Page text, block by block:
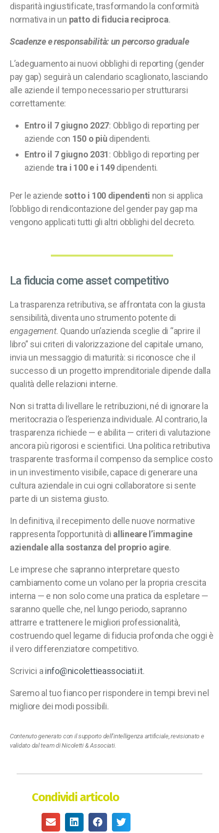
disparità ingiustificate, trasformando la conformità
normativa in un patto di fiducia reciproca.
Scadenze e responsabilità: un percorso graduale
L’adeguamento ai nuovi obblighi di reporting (gender
pay gap) seguirà un calendario scaglionato, lasciando
alle aziende il tempo necessario per strutturarsi
correttamente:
Entro il 7 giugno 2027: Obbligo di reporting per
aziende con 150 o più dipendenti.
Entro il 7 giugno 2031: Obbligo di reporting per
aziende tra i 100 e i 149dipendenti.
Per le aziende sotto i 100 dipendenti non si applica
l’obbligo di rendicontazione del gender pay gap ma
vengono applicati tutti gli altri obblighi del decreto.
La fiducia come asset competitivo
La trasparenza retributiva, se affrontata con la giusta
sensibilità, diventa uno strumento potente di
engagement. Quando un’azienda sceglie di “aprire il
libro” sui criteri di valorizzazione del capitale umano,
invia un messaggio di maturità: si riconosce che il
successo di un progetto imprenditoriale dipende dalla
qualità delle relazioni interne.
Non si tratta di livellare le retribuzioni, né di ignorare la
meritocrazia o l’esperienza individuale. Al contrario, la
trasparenza richiede — e abilita — criteri di valutazione
ancora più rigorosi e scientifici. Una politica retributiva
trasparente trasforma il compenso da semplice costo
in un investimento visibile, capace di generare una
cultura aziendale in cui ogni collaboratore si sente
parte di un sistema giusto.
In definitiva, il recepimento delle nuove normative
rappresenta l’opportunità di allineare l’immagine
aziendale alla sostanza del proprio agire.
Le imprese che sapranno interpretare questo
cambiamento come un volano per la propria crescita
interna — e non solo come una pratica da espletare —
saranno quelle che, nel lungo periodo, sapranno
attrarre e trattenere le migliori professionalità,
costruendo quel legame di fiducia profonda che oggi è
il vero differenziatore competitivo.
Scrivici a info@nicolettieassociati.it.
Saremo al tuo fianco per rispondere in tempi brevi nel
migliore dei modi possibili.
Contenuto generato con il supporto dell’intelligenza artificiale, revisionato e
validato dal team di Nicoletti & Associati.
Condividi articolo